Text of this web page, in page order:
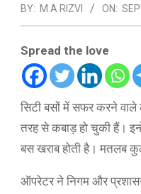
BY: M A RIZVI ON:
Spread the love
सिटी बसों में सफर करने वाले
तरह से कबाड़ हो चुकी हैं।
बस खराब होती है। मतलब
ऑपरेटर ने निगम और